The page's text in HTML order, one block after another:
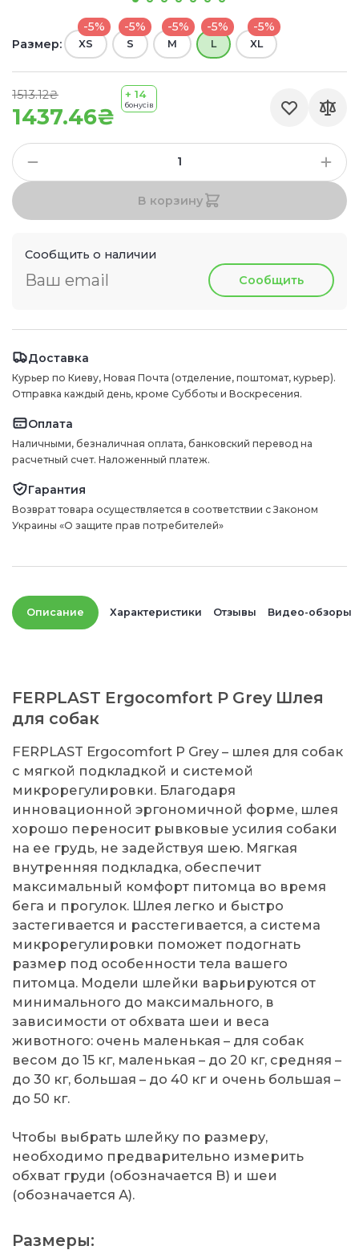
1437.46₴
1513.12₴ + 14
бонусів
Размер:
-5%
XS
-5%
S
-5%
M
-5%
L
-5%
XL
В корзину
Сообщить о наличии
Сообщить
Доставка
Курьер по Киеву, Новая Почта (отделение, поштомат, курьер).
Отправка каждый день, кроме Субботы и Воскресения.
Оплата
Наличными, безналичная оплата, банковский перевод на
расчетный счет. Наложенный платеж.
Гарантия
Возврат товара осуществляется в соответствии с Законом
Украины «О защите прав потребителей»
Описание Характеристики Отзывы Видео-обзоры
FERPLAST Ergocomfort P Grey Шлея
для собак
FERPLAST Ergocomfort P Grey – шлея для собак
с мягкой подкладкой и системой
микрорегулировки. Благодаря
инновационной эргономичной форме, шлея
хорошо переносит рывковые усилия собаки
на ее грудь, не задействуя шею. Мягкая
внутренняя подкладка, обеспечит
максимальный комфорт питомца во время
бега и прогулок. Шлея легко и быстро
застегивается и расстегивается, а система
микрорегулировки поможет подогнать
размер под особенности тела вашего
питомца. Модели шлейки варьируются от
минимального до максимального, в
зависимости от обхвата шеи и веса
животного: очень маленькая – для собак
весом до 15 кг, маленькая – до 20 кг, средняя –
до 30 кг, большая – до 40 кг и очень большая –
до 50 кг.
Чтобы выбрать шлейку по размеру,
необходимо предварительно измерить
обхват груди (обозначается В) и шеи
(обозначается А).
Размеры: